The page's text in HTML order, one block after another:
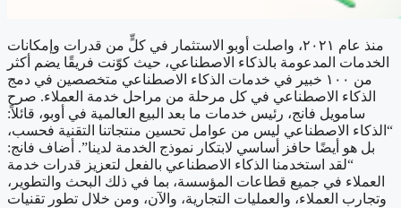
منذ عام ٢٠٢١، واصلت أوبو الاستثمار في كلٍّ من قدرات وإمكانات
الخدمات المدعومة بالذكاء الاصطناعي، حيث كوّنت فريقًا يضم أكثر
من ١٠٠ خبير في خدمات الذكاء الاصطناعي متخصصين في دمج
الذكاء الاصطناعي في كل مرحلة من مراحل خدمة العملاء. صرح
سامويل فانج، رئيس خدمات ما بعد البيع العالمية في أوبو، قائلاً:
“الذكاء الاصطناعي ليس من عوامل تحسين منتجاتنا التقنية فحسب،
بل هو أيضًا حافز أساسي لابتكار نموذج الخدمة لدينا”. أضاف فانج:
“لقد استخدمنا الذكاء الاصطناعي بالفعل لتعزيز قدرات خدمة
العملاء في جميع قطاعات المؤسسة، بما في ذلك البحث والتطوير،
وتجارب العملاء، والعمليات التجارية، والآن، ومن خلال تطور تقنيات